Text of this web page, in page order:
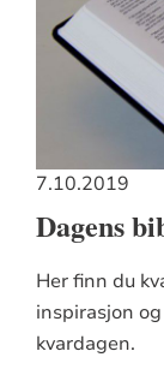
7.10.2019
Dagens
Her finn du
inspirasjon
kvardagen.